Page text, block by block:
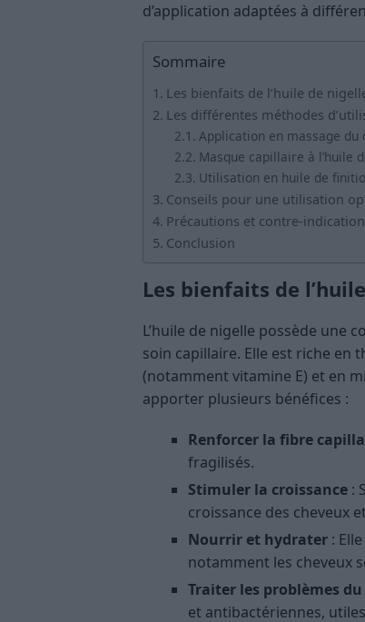
d’application adaptées à
Sommaire
Les bienfaits de l’huile de
Les différentes méthodes
Application en massage du
Masque capillaire à l’huile
Utilisation en huile de
Conseils pour une utilisation
Précautions et contre-
Conclusion
Les bienfaits de
L’huile de nigelle possède une
soin capillaire. Elle est riche en
(notamment vitamine E) et en
apporter plusieurs bénéfices :
Renforcer la fibre
fragilisés.
Stimuler la croissance :
croissance des cheveux
Nourrir et hydrater :
notamment les cheveux
Traiter les problèmes
et antibactériennes,